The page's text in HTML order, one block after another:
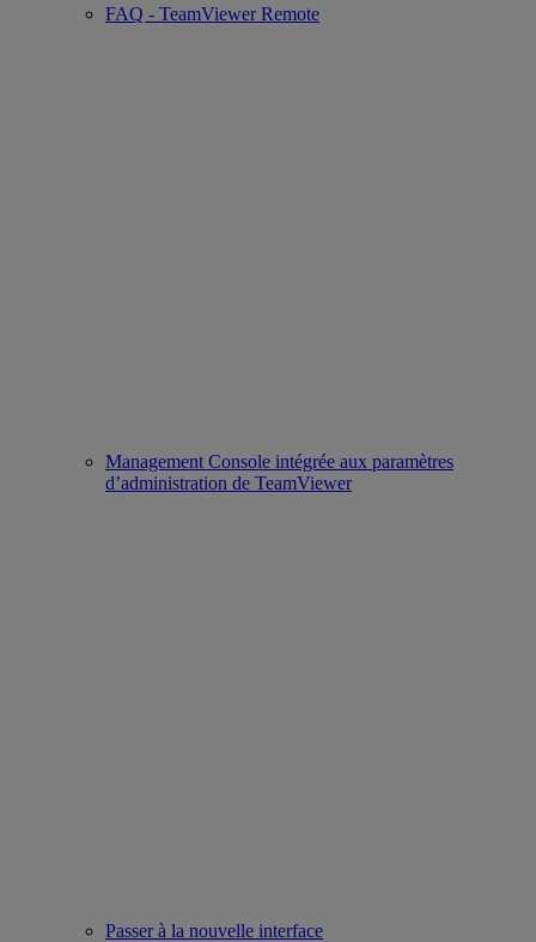
FAQ - TeamViewer Remote
Management Console intégrée aux paramètres
d’administration de TeamViewer
Passer à la nouvelle interface